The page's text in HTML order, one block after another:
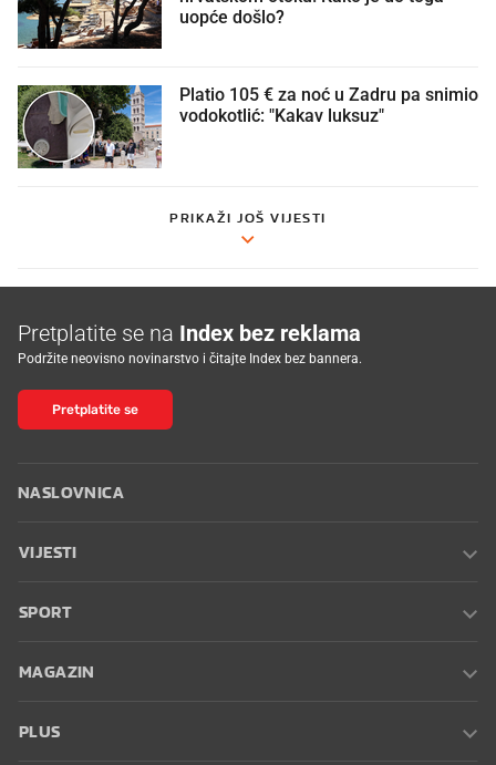
uopće došlo?
Platio 105 € za noć u Zadru pa snimio
vodokotlić: "Kakav luksuz"
PRIKAŽI JOŠ VIJESTI
Pretplatite se na Index bez reklama
Podržite neovisno novinarstvo i čitajte Index bez bannera.
Pretplatite se
NASLOVNICA
VIJESTI
SPORT
MAGAZIN
PLUS